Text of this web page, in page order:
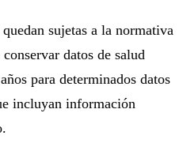
sujetas a la normativa
datos de salud
para determinados datos
incluyan información